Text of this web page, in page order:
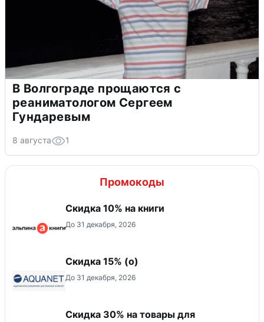
В Волгограде прощаются с
реаниматологом Сергеем
Гундаревым
8 августа 1
Промокоды
Скидка 10% на книги
До 31 декабря, 2026
Скидка 15% (о)
До 31 декабря, 2026
Скидка 30% на товары для